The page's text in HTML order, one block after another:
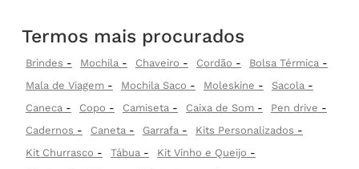
Termos mais procurados
Brindes Mochila Chaveiro Cordão
Bolsa Térmica
Mala de Viagem
Mochila Saco Moleskine
Sacola
Caneca
Copo Camiseta Caixa de Som
Pen drive
Cadernos
Caneta Garrafa
Kits Personalizados
Kit Churrasco
Tábua
Kit Vinho e Queijo